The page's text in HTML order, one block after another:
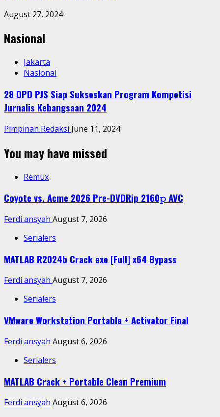
August 27, 2024
Nasional
Jakarta
Nasional
28 DPD PJS Siap Sukseskan Program Kompetisi
Jurnalis Kebangsaan 2024
Pimpinan Redaksi June 11, 2024
You may have missed
Remux
Coyote vs. Acme 2026 Pre-DVDRip 2160𝚙 AVC
Ferdi ansyah August 7, 2026
Serialers
MATLAB R2024b Crack exe [Full] x64 Bypass
Ferdi ansyah August 7, 2026
Serialers
VMware Workstation Portable + Activator Final
Ferdi ansyah August 6, 2026
Serialers
MATLAB Crack + Portable Clean Premium
Ferdi ansyah August 6, 2026